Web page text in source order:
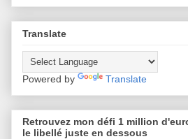
Translate
Powered by Translate
Retrouvez mon défi 1 million
le libellé juste en dessous